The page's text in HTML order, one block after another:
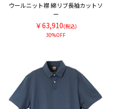
ウールニット襟 綿リブ長袖カットソ
ー
￥63,910(税込)
30%OFF